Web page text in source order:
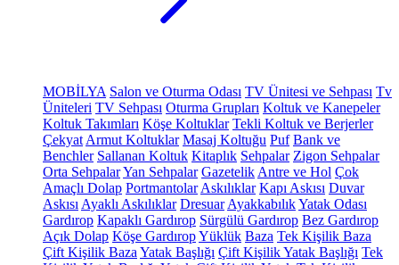
MOBİLYA Salon ve Oturma Odası TV Ünitesi ve Sehpası Tv
Üniteleri TV Sehpası Oturma Grupları Koltuk ve Kanepeler
Koltuk Takımları Köşe Koltuklar Tekli Koltuk ve Berjerler
Çekyat Armut Koltuklar Masaj Koltuğu Puf Bank ve
Benchler Sallanan Koltuk Kitaplık Sehpalar Zigon Sehpalar
Orta SehpalarYan Sehpalar Gazetelik Antre ve Hol Çok
Amaçlı Dolap Portmantolar Askılıklar Kapı Askısı Duvar
Askısı Ayaklı Askılıklar Dresuar AyakkabılıkYatak Odası
Gardırop Kapaklı Gardırop Sürgülü Gardırop Bez Gardırop
Açık Dolap Köşe GardıropYüklük Baza Tek Kişilik Baza
Çift Kişilik Baza Yatak Başlığı Çift Kişilik Yatak Başlığı Tek